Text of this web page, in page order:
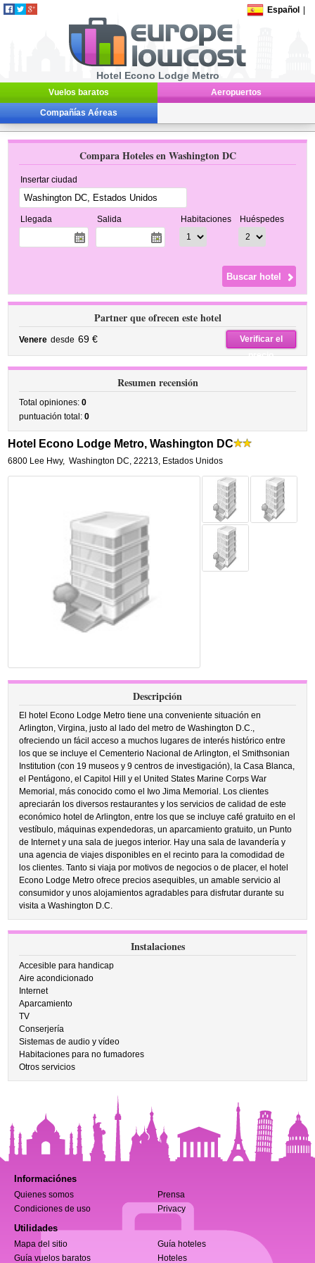
Español
Hotel Econo Lodge Metro
Vuelos baratos Aeropuertos
Compañías Aéreas
Compara Hoteles en Washington DC
Insertar ciudad
Llegada Salida Habitaciones Huéspedes
Partner que ofrecen este hotel
Venere desde 69 €
Verificar el
precio
Resumen recensión
Total opiniones:0
puntuación total:0
Hotel Econo Lodge Metro, Washington DC
6800 Lee Hwy, Washington DC,22213, Estados Unidos
Descripción
El hotel Econo Lodge Metro tiene una conveniente situación en
Arlington, Virgina, justo al lado del metro de Washington D.C.,
ofreciendo un fácil acceso a muchos lugares de interés histórico entre
los que se incluye el Cementerio Nacional de Arlington, el Smithsonian
Institution (con 19 museos y 9 centros de investigación), la Casa Blanca,
el Pentágono, el Capitol Hill y el United States Marine Corps War
Memorial, más conocido como el Iwo Jima Memorial. Los clientes
apreciarán los diversos restaurantes y los servicios de calidad de este
económico hotel de Arlington, entre los que se incluye café gratuito en el
vestíbulo, máquinas expendedoras, un aparcamiento gratuito, un Punto
de Internet y una sala de juegos interior. Hay una sala de lavandería y
una agencia de viajes disponibles en el recinto para la comodidad de
los clientes. Tanto si viaja por motivos de negocios o de placer, el hotel
Econo Lodge Metro ofrece precios asequibles, un amable servicio al
consumidor y unos alojamientos agradables para disfrutar durante su
visita a Washington D.C.
Instalaciones
Accesible para handicap
Aire acondicionado
Internet
Aparcamiento
TV
Conserjería
Sistemas de audio y vídeo
Habitaciones para no fumadores
Otros servicios
Informaciónes
Quienes somos
Prensa
Condiciones de uso
Privacy
Utilidades
Mapa del sitio
Guía hoteles
Guía vuelos baratos
Hoteles